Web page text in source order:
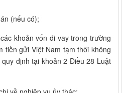
(nếu có);
khoản vốn đi vay trong trường
tiền gửi Việt Nam tạm thời không
định tại khoản 2 Điều 28 Luật